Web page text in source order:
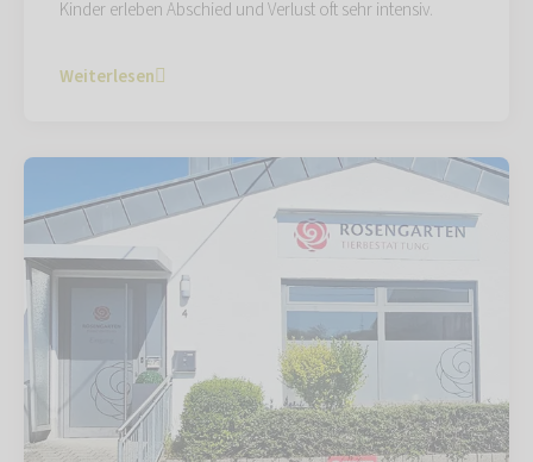
Kinder erleben Abschied und Verlust oft sehr intensiv.
Weiterlesen